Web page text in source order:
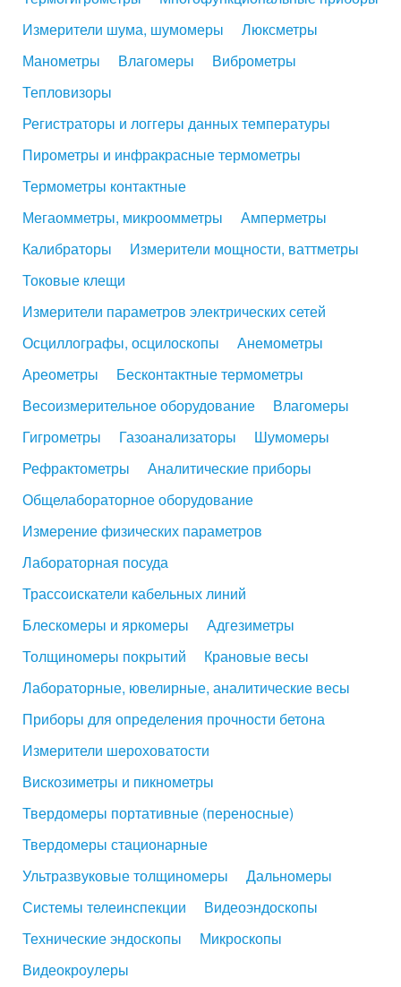
Измерители шума, шумомеры
Люксметры
Манометры
Влагомеры
Виброметры
Тепловизоры
Регистраторы и логгеры данных температуры
Пирометры и инфракрасные термометры
Термометры контактные
Мегаомметры, микроомметры
Амперметры
Калибраторы
Измерители мощности, ваттметры
Токовые клещи
Измерители параметров электрических сетей
Осциллографы, осцилоскопы
Анемометры
Ареометры
Бесконтактные термометры
Весоизмерительное оборудование
Влагомеры
Гигрометры
Газоанализаторы
Шумомеры
Рефрактометры
Аналитические приборы
Общелабораторное оборудование
Измерение физических параметров
Лабораторная посуда
Трассоискатели кабельных линий
Блескомеры и яркомеры
Адгезиметры
Толщиномеры покрытий
Крановые весы
Лабораторные, ювелирные, аналитические весы
Приборы для определения прочности бетона
Измерители шероховатости
Вискозиметры и пикнометры
Твердомеры портативные (переносные)
Твердомеры стационарные
Ультразвуковые толщиномеры
Дальномеры
Системы телеинспекции
Видеоэндоскопы
Технические эндоскопы
Микроскопы
Видеокроулеры